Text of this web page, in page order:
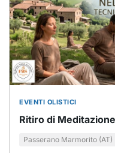
EVENTI OLISTICI
Ritiro di
Passerano Marmorito (AT)